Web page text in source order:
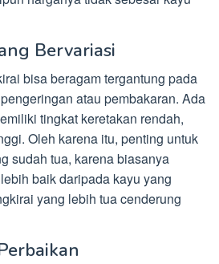
Bervariasi
bisa beragam tergantung pada
atau pembakaran. Ada
tingkat keretakan rendah,
Oleh karena itu, penting untuk
sudah tua, karena biasanya
baik daripada kayu yang
yang lebih tua cenderung